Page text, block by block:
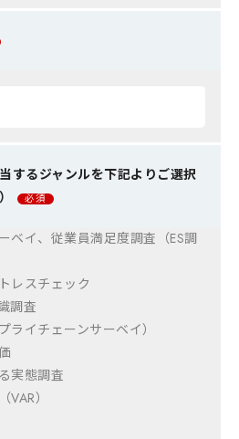
するジャンルを下記よりご選択
必須
ベイ、従業員満足度調査（ES調
レスチェック
調査
ライチェーンサーベイ）
実態調査
）